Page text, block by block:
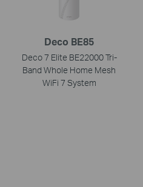
Deco BE85
Deco 7 Elite BE22000 Tri-
Band Whole Home Mesh
WiFi 7 System